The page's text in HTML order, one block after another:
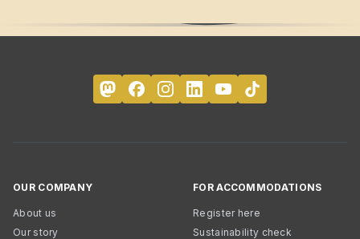
OUR COMPANY
About us
Our story
FOR ACCOMMODATIONS
Register here
Sustainability check